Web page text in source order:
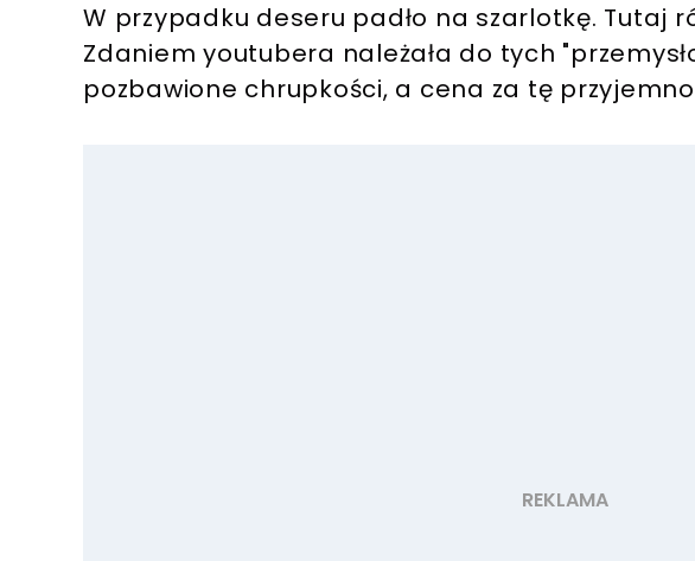
W przypadku deseru padło na szarlotkę. Tutaj
Zdaniem youtubera należała do tych
pozbawione chrupkości, a cena za tę